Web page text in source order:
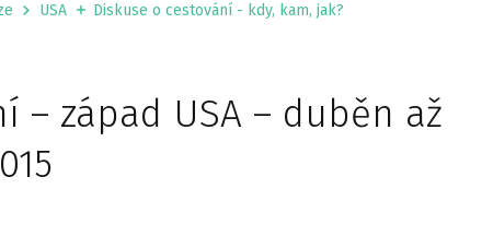
USA Diskuse o cestování - kdy, kam, jak?
– západ USA – duběn až